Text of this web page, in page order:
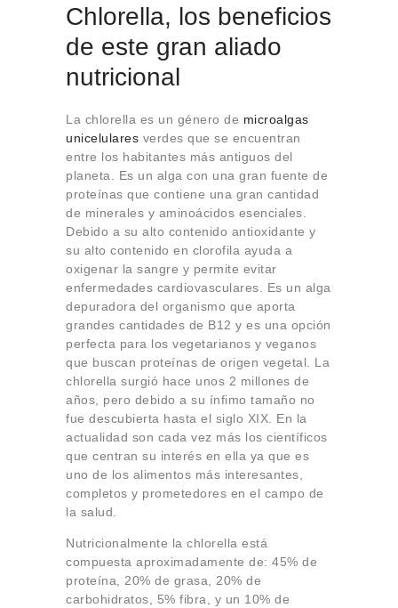
Chlorella, los beneficios
de este gran aliado
nutricional
La chlorella es un género de microalgas
unicelulares verdes que se encuentran
entre los habitantes más antiguos del
planeta. Es un alga con una gran fuente de
proteínas que contiene una gran cantidad
de minerales y aminoácidos esenciales.
Debido a su alto contenido antioxidante y
su alto contenido en clorofila ayuda a
oxigenar la sangre y permite evitar
enfermedades cardiovasculares. Es un alga
depuradora del organismo que aporta
grandes cantidades de B12 y es una opción
perfecta para los vegetarianos y veganos
que buscan proteínas de origen vegetal. La
chlorella surgió hace unos 2 millones de
años, pero debido a su ínfimo tamaño no
fue descubierta hasta el siglo XIX. En la
actualidad son cada vez más los científicos
que centran su interés en ella ya que es
uno de los alimentos más interesantes,
completos y prometedores en el campo de
la salud.
Nutricionalmente la chlorella está
compuesta aproximadamente de: 45% de
proteína, 20% de grasa, 20% de
carbohidratos, 5% fibra, y un 10% de